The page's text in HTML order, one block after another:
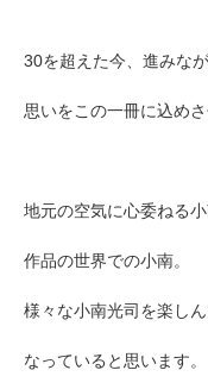
30を超えた今、進みな
思いをこの一冊に込め
地元の空気に心委ねる小
作品の世界での小南。
様々な小南光司を楽し
なっていると思います。